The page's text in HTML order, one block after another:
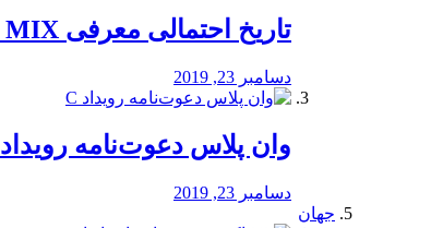
تاریخ احتمالی معرفی Mi MIX
دسامبر 23, 2019
وان پلاس دعوت‌نامه رویداد C
دسامبر 23, 2019
جهان